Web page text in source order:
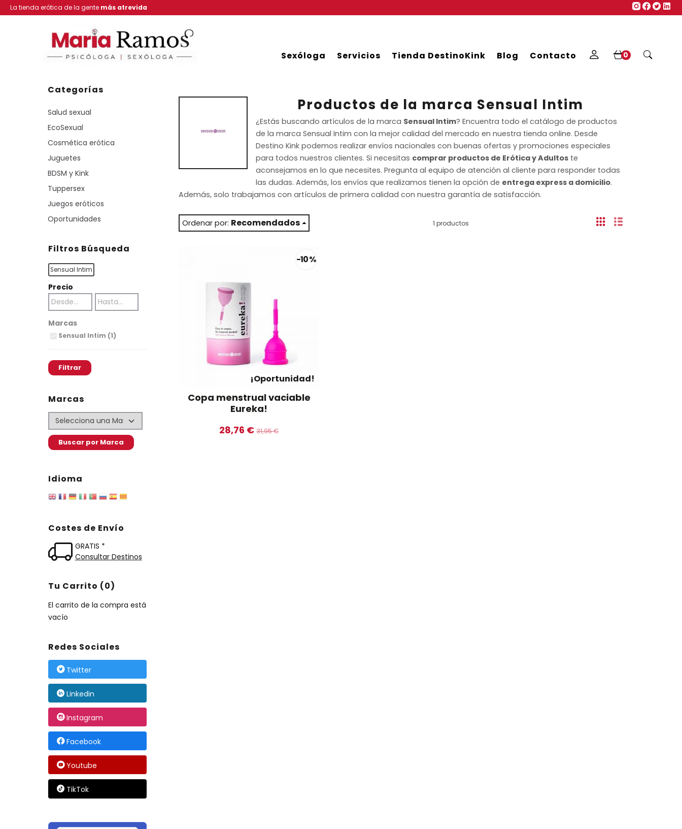
La tienda erótica de la gente más atrevida
Sexóloga Servicios Tienda DestinoKink Blog Contacto 0
Categorías
Salud sexual
EcoSexual
Cosmética erótica
Juguetes
BDSM y Kink
Tuppersex
Juegos eróticos
Oportunidades
Filtros Búsqueda
Sensual Intim
Precio
Marcas
Sensual Intim (1)
Marcas
Idioma
Costes de Envío
GRATIS *
Consultar Destinos
Tu Carrito (0)
El carrito de la compra está
vacío
Redes Sociales
Twitter
Linkedin
Instagram
Facebook
Youtube
TikTok
Productos de la marca Sensual Intim
¿Estás buscando artículos de la marca Sensual Intim? Encuentra todo el catálogo de productos
de la marca Sensual Intim con la mejor calidad del mercado en nuestra tienda online. Desde
Destino Kink podemos realizar envíos nacionales con buenas ofertas y promociones especiales
para todos nuestros clientes. Si necesitas comprar productos de Erótica y Adultos te
aconsejamos en lo que necesites. Pregunta al equipo de atención al cliente para responder todas
las dudas. Además, los envíos que realizamos tienen la opción de entrega express a domicilio.
Además, solo trabajamos con artículos de primera calidad con nuestra garantía de satisfacción.
Ordenar por: Recomendados 1 productos
¡Oportunidad!
-10 %
Copa menstrual vaciable
Eureka!
28,76 €31,95 €